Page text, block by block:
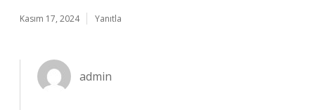
Kasım 17, 2024 Yanıtla
admin